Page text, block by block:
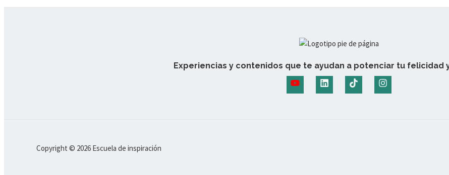
Experiencias y contenidos que te ayudan a potenciar tu felicidad
Copyright © 2026 Escuela de inspiración